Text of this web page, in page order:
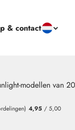
& contact
modellen van
4,95 / 5,00